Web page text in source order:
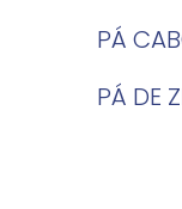
PÁ
PÁ DE